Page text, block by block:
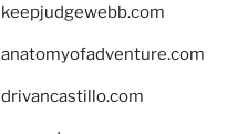
keepjudgewebb.com
anatomyofadventure.com
drivancastillo.com